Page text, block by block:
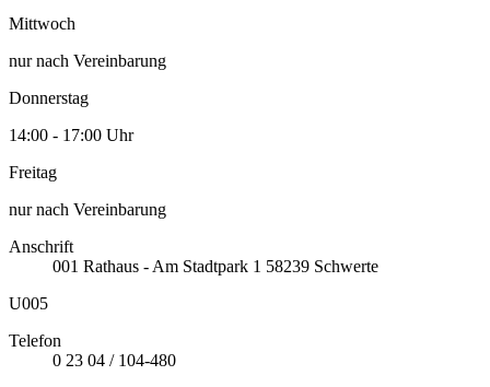
Mittwoch
nur nach Vereinbarung
Donnerstag
14:00 - 17:00 Uhr
Freitag
nur nach Vereinbarung
Anschrift
001 Rathaus - Am Stadtpark 1 58239 Schwerte
U005
Telefon
0 23 04 / 104-480